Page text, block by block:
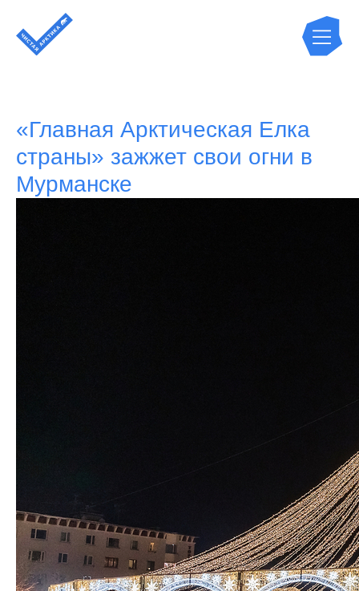
«Главная Арктическая Елка
страны» зажжет свои огни в
Мурманске